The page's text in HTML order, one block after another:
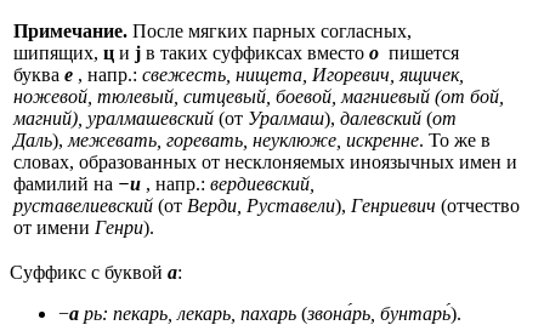
Примечание. После мягких парных согласных,
шипящих, ц и j в таких суффиксах вместо о пишется
буква е , напр.: свежесть, нищета, Игоревич, ящичек,
ножевой, тюлевый, ситцевый, боевой, магниевый (от бой,
магний), уралмашевский (от Уралмаш), далевский (от
Даль), межевать, горевать, неуклюже, искренне. То же в
словах, образованных от несклоняемых иноязычных имен и
фамилий на −и , напр.: вердиевский,
руставелиевский (от Верди, Руставели), Генриевич (отчество
от имени Генри).
Суффикс с буквой а:
−а рь: пекарь, лекарь, пахарь (звона́рь, бунтарь́).